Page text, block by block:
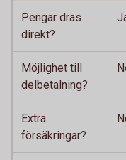
Pengar dras
direkt?
Möjlighet till
delbetalning?
Extra
försäkringar?